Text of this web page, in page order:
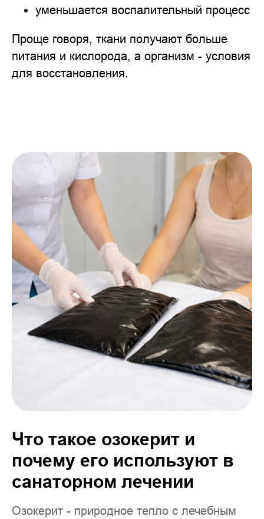
уменьшается воспалительный процесс
Проще говоря, ткани получают больше
питания и кислорода, а организм - условия
для восстановления.
Что такое озокерит и
почему его используют в
санаторном лечении
Озокерит - природное тепло с лечебным